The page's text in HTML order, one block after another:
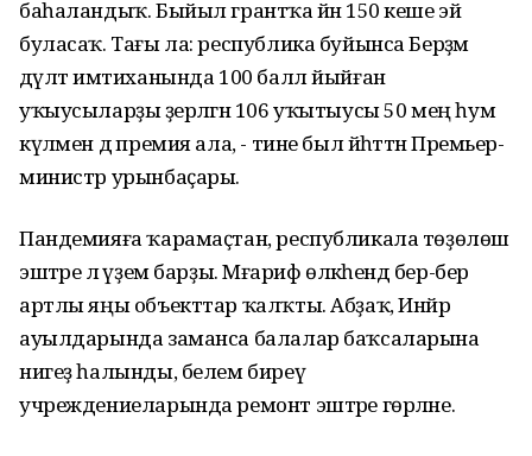
баһаландыҡ. Быйыл грантҡа йәнә 150 кеше эйә
буласаҡ. Тағы ла: республика буйынса Берҙәм
дәүләт имтиханында 100 балл йыйған
уҡыусыларҙы әҙерләгән 106 уҡытыусы 50 мең һум
күләмен дә премия ала, - тине был йәһәттән Премьер-
министр урынбаҫары.
Пандемияға ҡарамаҫтан, республикала төҙөлөш
эштәре лә әүҙем барҙы. Мәғариф өлкәһендә бер-бер
артлы яңы объекттар ҡалҡты. Абҙаҡ, Инйәр
ауылдарында заманса балалар баҡсаларына
нигеҙ һалынды, белем биреү
учреждениеларында ремонт эштәре гөрләне.